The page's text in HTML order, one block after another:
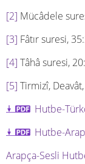
[2] Mücâdele
[3] Fâtır suresi,
[4] Tâhâ suresi,
[5] Tirmizî,
Hutbe-
Hutbe-
Arapça-Sesli